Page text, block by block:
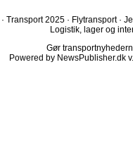
· Transport 2025 · Flytransport ·
Logistik, lager og
Gør
Powered by NewsPublisher.dk